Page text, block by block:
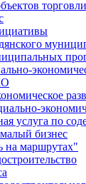
услуга по
бизнес
на маршрутах"